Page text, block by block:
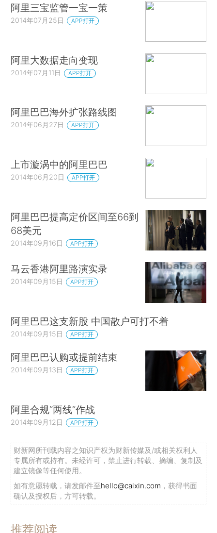
阿里三宝监管一宝一策
2014年07月25日 APP打开
阿里大数据走向变现
2014年07月11日 APP打开
阿里巴巴海外扩张路线图
2014年06月27日 APP打开
上市漩涡中的阿里巴巴
2014年06月20日 APP打开
阿里巴巴提高定价区间至66到
68美元
2014年09月16日 APP打开
马云香港阿里路演实录
2014年09月15日 APP打开
阿里巴巴这支新股 中国散户可打不着
2014年09月15日 APP打开
阿里巴巴认购或提前结束
2014年09月13日 APP打开
阿里合规“两线”作战
2014年09月12日 APP打开
财新网所刊载内容之知识产权为财新传媒及/或相关权利人
专属所有或持有。未经许可，禁止进行转载、摘编、复制及
建立镜像等任何使用。
如有意愿转载，请发邮件至hello@caixin.com ，获得书面
确认及授权后，方可转载。
推荐阅读